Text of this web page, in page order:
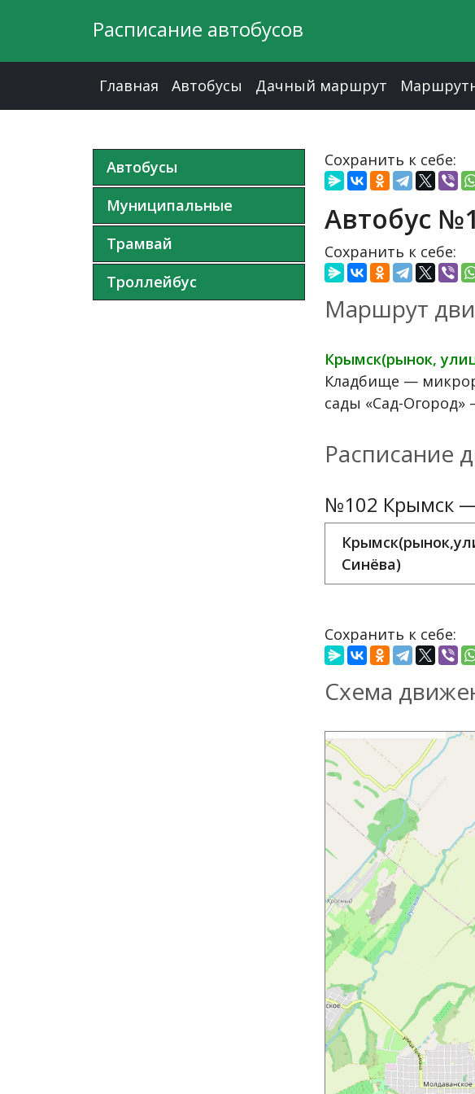
Расписание автобусов
Главная Автобусы Дачный маршрут
Сохранить к себе:
Автобус
Сохранить к себе:
Маршрут
Крымск(рынок,
Кладбище —
сады «Сад-Огород»
Расписание
№102 Крымск
Синёва)
Сохранить к себе:
Схема
Автобусы
Муниципальные
Трамвай
Троллейбус